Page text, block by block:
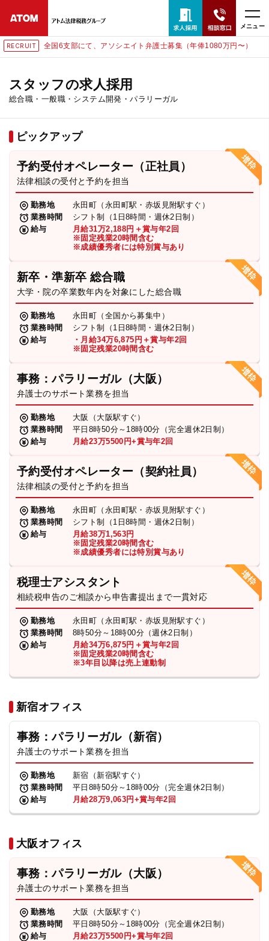
メニュー
6支部にて、アソシエイト弁護士募集（年俸1080万円〜） RECRUIT
スタッフの求人採用
総合職・一般職・システム開発・パラリーガル
ピックアップ
予約受付オペレーター（正社員）
法律相談の受付と予約を担当
勤務地
永田町（永田町駅・赤坂見附駅すぐ）
業務時間
シフト制（1日8時間・週休2日制）
給与
月給31万2,188円＋賞与年2回
※固定残業20時間含む
※成績優秀者には特別賞与あり
新卒・準新卒 総合職
大学・院の卒業数年内を対象にした総合職
勤務地
永田町（全国から募集中）
業務時間
シフト制（1日8時間・週休2日制）
給与
・月給34万6,875円＋賞与年2回
※固定残業20時間含む
事務：パラリーガル（大阪）
弁護士のサポート業務を担当
勤務地
大阪（大阪駅すぐ）
業務時間
平日8時50分～18時00分（完全週休2日制）
給与
月給23万5500円+賞与年2回
予約受付オペレーター（契約社員）
法律相談の受付と予約を担当
勤務地
永田町（永田町駅・赤坂見附駅すぐ）
業務時間
シフト制（1日8時間・週休2日制）
給与
月給38万1,563円
※固定残業20時間含む
※成績優秀者には特別賞与あり
税理士アシスタント
相続税申告のご相談から申告書提出まで一貫対応
勤務地
永田町（永田町駅・赤坂見附駅すぐ）
業務時間
8時50分～18時00分（週休2日制）
給与
月給34万6,875円＋賞与年2回
※固定残業20時間含む
※3年目以降は売上連動制
新宿オフィス
事務：パラリーガル（新宿）
弁護士のサポート業務を担当
勤務地
新宿（新宿駅すぐ）
業務時間
平日8時50分～18時00分（完全週休2日制）
給与
月給28万9,063円+賞与年2回
大阪オフィス
事務：パラリーガル（大阪）
弁護士のサポート業務を担当
勤務地
大阪（大阪駅すぐ）
業務時間
平日8時50分～18時00分（完全週休2日制）
給与
月給23万5500円+賞与年2回
24時間365日全国対応
無料相談窓口はこちら
ホーム
取扱分野
解決実績
弁護士・税理士
費用
求人採用
お知らせ
特設サイト
相談先情報サイト
プライバシーポリシー
TikTok受賞 定義集 動画集